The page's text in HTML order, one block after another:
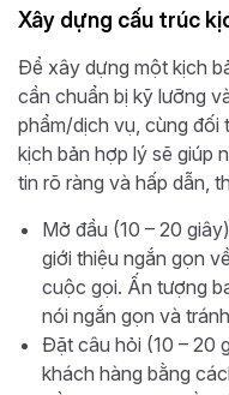
Xây dựng cấu trúc
Để xây dựng một kịch
cần chuẩn bị kỹ lưỡng
phẩm/dịch vụ, cùng đối
kịch bản hợp lý sẽ giúp
tin rõ ràng và hấp dẫn,
Mở đầu (10 – 20
giới thiệu ngắn gọn
cuộc gọi. Ấn tượng
nói ngắn gọn và
Đặt câu hỏi (10 – 20
khách hàng bằng